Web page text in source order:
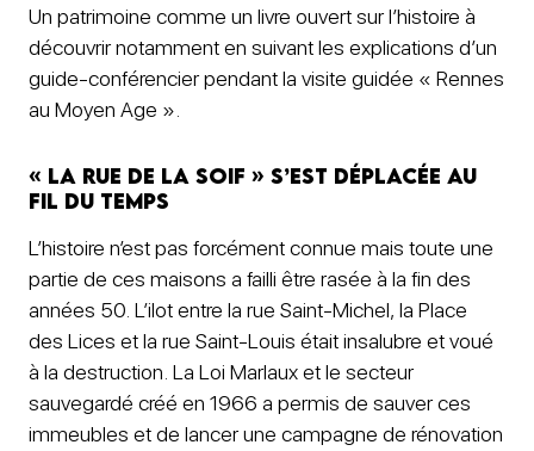
Un patrimoine comme un livre ouvert sur l’histoire à
découvrir notamment en suivant les explications d’un
guide-conférencier pendant la visite guidée « Rennes
au Moyen Age ».
« La rue de la soif » s’est déplacée au
fil du temps
L’histoire n’est pas forcément connue mais toute une
partie de ces maisons a failli être rasée à la fin des
années 50. L’ilot entre la rue Saint-Michel, la Place
des Lices et la rue Saint-Louis était insalubre et voué
à la destruction. La Loi Marlaux et le secteur
sauvegardé créé en 1966 a permis de sauver ces
immeubles et de lancer une campagne de rénovation